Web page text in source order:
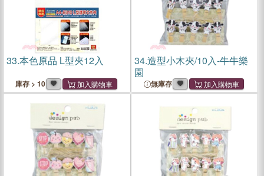
33.本色原品 L型夾12入
庫存 > 10
34.造型小木夾/10入-牛牛樂
園
無庫存